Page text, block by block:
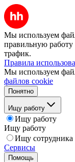
Мы используем
правильную работу
трафик.
Правила
Мы используем
файлов cookie
Понятно
Ищу работу
Ищу работу
Ищу работу
Ищу сотрудника
Сервисы
Помощь